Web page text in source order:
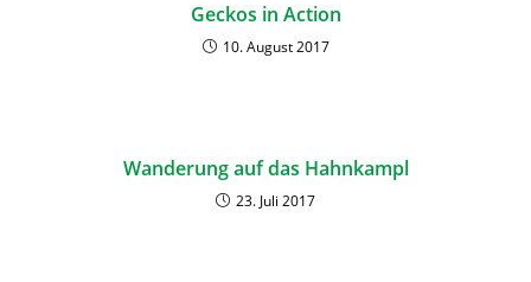
Geckos in Action
10. August 2017
Wanderung auf das Hahnkampl
23. Juli 2017